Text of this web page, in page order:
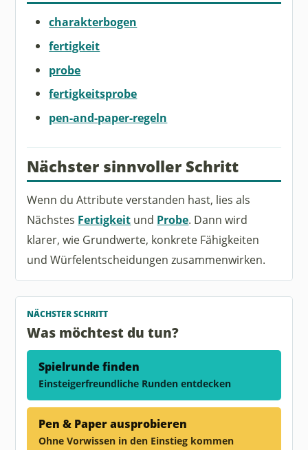
charakterbogen
fertigkeit
probe
fertigkeitsprobe
pen-and-paper-regeln
Nächster sinnvoller Schritt
Wenn du Attribute verstanden hast, lies als
Nächstes Fertigkeit und Probe. Dann wird
klarer, wie Grundwerte, konkrete Fähigkeiten
und Würfelentscheidungen zusammenwirken.
NÄCHSTER SCHRITT
Was möchtest du tun?
Spielrunde finden
Einsteigerfreundliche Runden entdecken
Pen & Paper ausprobieren
Ohne Vorwissen in den Einstieg kommen